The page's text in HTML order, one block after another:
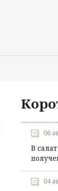
06
В
04